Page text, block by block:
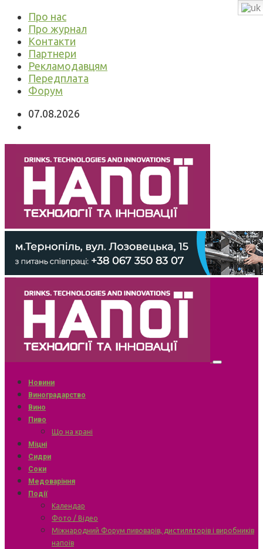
Про нас
Про журнал
Контакти
Партнери
Рекламодавцям
Передплата
Форум
07.08.2026
Новини
Виноградарство
Вино
Пиво
Що на крані
Міцні
Сидри
Соки
Медоваріння
Події
Календар
Фото / Відео
Міжнародний Форум пивоварів, дистиляторів і виробників
напоїв